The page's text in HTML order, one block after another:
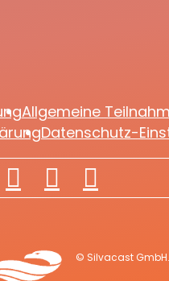
Allgemeine
Datenschutz-
© Silvacast